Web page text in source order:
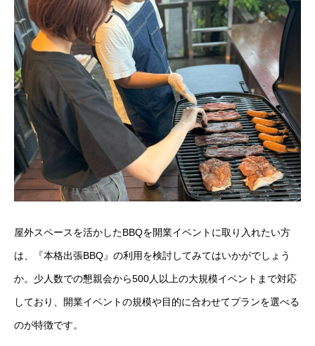
屋外スペースを活かしたBBQを開業イベントに取り入れたい方
は、『本格出張BBQ』の利用を検討してみてはいかがでしょう
か。少人数での懇親会から500人以上の大規模イベントまで対応
しており、開業イベントの規模や目的に合わせてプランを選べる
のが特徴です。